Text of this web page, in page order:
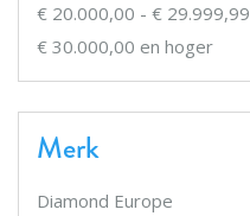
€ 20.000,00 - € 29.999,99
€ 30.000,00 en hoger
Merk
Diamond Europe